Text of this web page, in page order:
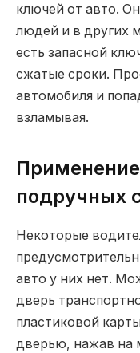
ключей от авто.
людей и в других
есть запасной
сжатые сроки.
автомобиля и
взламывая.
подручных
Некоторые
авто у них нет.
дверь
пластиковой
дверью, нажав на